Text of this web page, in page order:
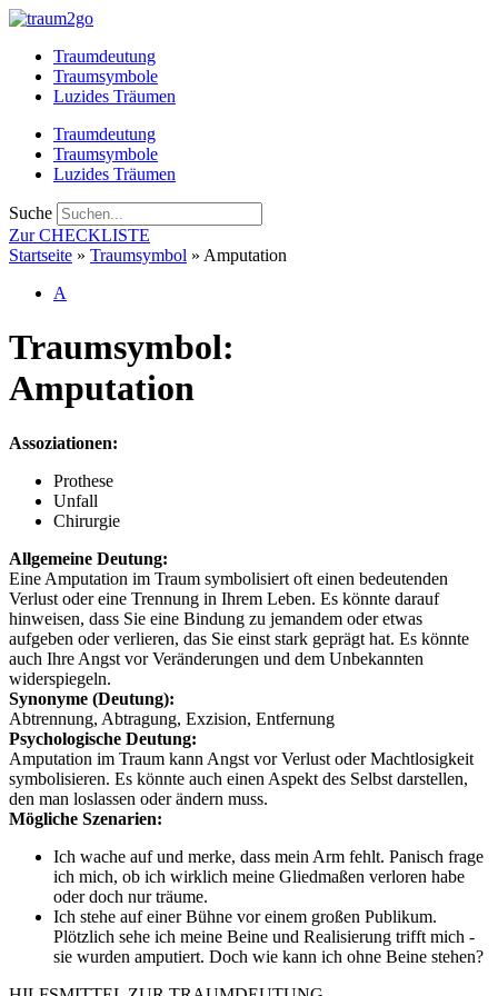
Zum
springenTraumdeutung
Traumsymbole
Luzides Träumen
Traumdeutung
Traumsymbole
Luzides Träumen
Suche
Zur CHECKLISTE
Startseite » Traumsymbol » Amputation
A
Traumsymbol:
Amputation
Assoziationen:
Prothese
Unfall
Chirurgie
Allgemeine Deutung:
Eine Amputation im Traum symbolisiert oft einen bedeutenden
Verlust oder eine Trennung in Ihrem Leben. Es könnte darauf
hinweisen, dass Sie eine Bindung zu jemandem oder etwas
aufgeben oder verlieren, das Sie einst stark geprägt hat. Es könnte
auch Ihre Angst vor Veränderungen und dem Unbekannten
widerspiegeln.
Synonyme (Deutung):
Abtrennung, Abtragung, Exzision, Entfernung
Psychologische Deutung:
Amputation im Traum kann Angst vor Verlust oder Machtlosigkeit
symbolisieren. Es könnte auch einen Aspekt des Selbst darstellen,
den man loslassen oder ändern muss.
Mögliche Szenarien:
Ich wache auf und merke, dass mein Arm fehlt. Panisch frage
ich mich, ob ich wirklich meine Gliedmaßen verloren habe
oder doch nur träume.
Ich stehe auf einer Bühne vor einem großen Publikum.
Plötzlich sehe ich meine Beine und Realisierung trifft mich -
sie wurden amputiert. Doch wie kann ich ohne Beine stehen?